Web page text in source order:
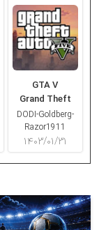
GTA V
Grand Theft
Auto V
DODI-Goldberg-
Razor1911
۱۴۰۳/۰۱/۳۱